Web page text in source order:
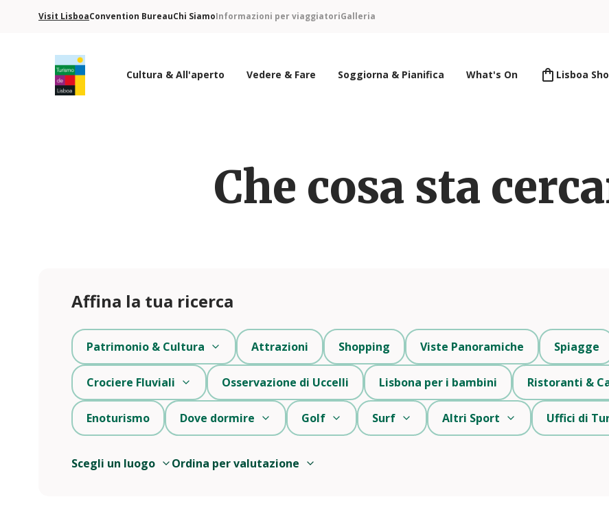
Visit LisboaConvention BureauChi SiamoInformazioni per viaggiatoriGalleria
Cultura & All'aperto Vedere & Fare Soggiorna & Pianifica What's On Lisboa
Che cosa sta
Affina la tua ricerca
Scegli un luogo Ordina per valutazione
Patrimonio & Cultura Attrazioni Shopping Viste Panoramiche Spiagge
Crociere Fluviali Osservazione di Uccelli Lisbona per i bambini Ristoranti &
Enoturismo Dove dormire Golf Surf Altri Sport Uffici di